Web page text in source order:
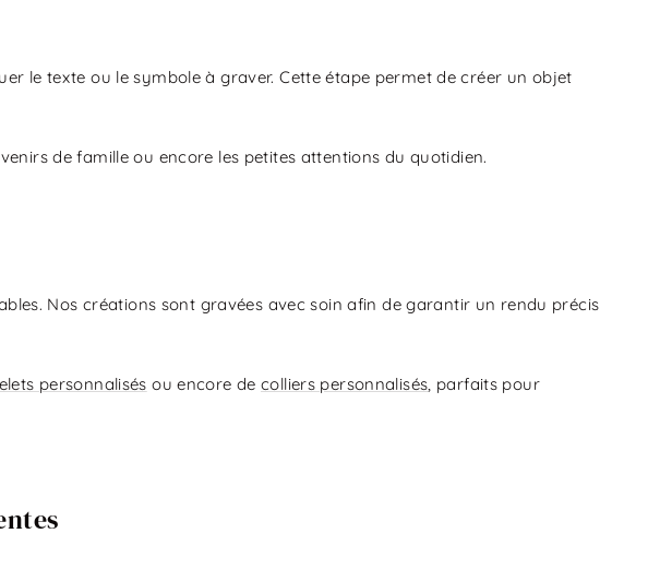
le texte ou le symbole à graver. Cette étape permet de créer un objet
de famille ou encore les petites attentions du quotidien.
Nos créations sont gravées avec soin afin de garantir un rendu précis
personnalisés ou encore de colliers personnalisés, parfaits pour